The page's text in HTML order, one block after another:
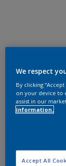
We respect
By clicking
on your device to
assist in our
information.
Accept All